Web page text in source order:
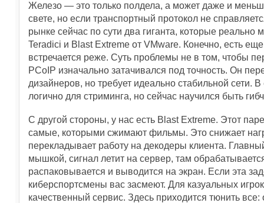
Железо — это только полдела, а может даже и
свете, но если транспортный протокол не
рынке сейчас по сути два гиганта, которые реально
Teradici и Blast Extreme от VMware. Конечно, есть
встречается реже. Суть проблемы не в том, чтобы
PCoIP изначально затачивался под точность. Он
дизайнеров, но требует идеально стабильной сети.
логично для стриминга, но сейчас научился быть
С другой стороны, у нас есть Blast Extreme. Этот
самые, которыми сжимают фильмы. Это снижает
перекладывает работу на декодеры клиента.
мышкой, сигнал летит на сервер, там
распаковывается и выводится на экран. Если эта
киберспортсмены вас засмеют. Для казуальных
качественный сервис. Здесь приходится тюнить